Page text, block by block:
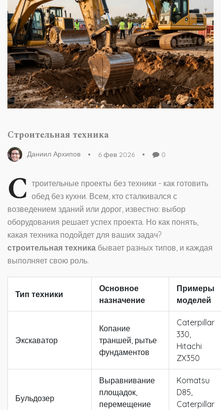
Строительная техника
Даниил Архипов 6 фев 2026 0
С троительные проекты без техники - как готовить
обед без кухни. Всем, кто сталкивался с
возведением зданий или дорог, известно: выбор
оборудования решает успех проекта. Но как понять,
какая техника подойдет для ваших задач?
строительная техника бывает разных типов, и каждая
выполняет свою роль.
Тип техники
Основное
назначение
Примеры
моделей
Экскаватор
Копание
траншей, рытье
фундаментов
Caterpillar
330,
Hitachi
ZX350
Бульдозер
Выравнивание
площадок,
перемещение
Komatsu
D85,
Caterpillar